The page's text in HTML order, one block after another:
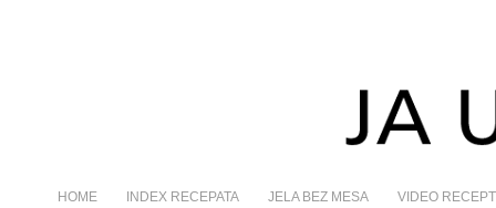
HOME INDEX RECEPATA JELA BEZ MESA VIDEO